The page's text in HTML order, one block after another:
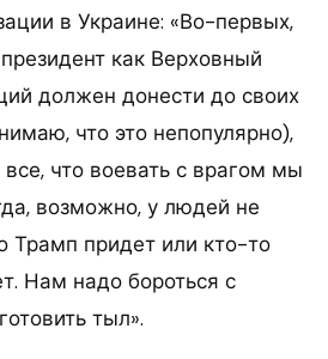
в Украине: «Во-первых,
как Верховный
должен донести до своих
что это непопулярно),
все, что воевать с врагом мы
возможно, у людей не
Трамп придет или кто-то
Нам надо бороться с
тыл».